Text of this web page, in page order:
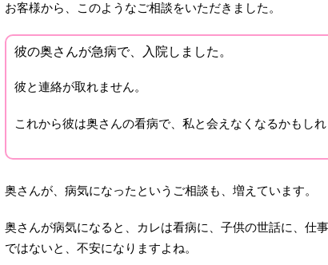
お客様から、このようなご相談をいただきました。
彼の奥さんが急病で、入院しました。
彼と連絡が取れません。
これから彼は奥さんの看病で、私と会えなくなるかもし
奥さんが、病気になったというご相談も、増えています。
奥さんが病気になると、カレは看病に、子供の世話に、仕
ではないと、不安になりますよね。